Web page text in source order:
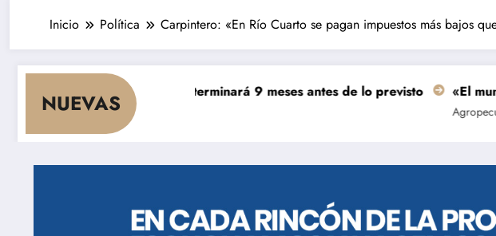
Inicio Política Carpintero: «En Río Cuarto se pagan impuestos más bajos
NUEVAS
millones se terminará 9 meses antes de lo previsto «El mundo AgTech